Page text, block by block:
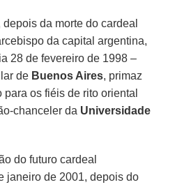
da morte do cardeal
da capital argentina,
28 de fevereiro de 1998 –
de Buenos Aires, primaz
para os fiéis de rito oriental
chanceler da Universidade
do futuro cardeal
janeiro de 2001, depois do